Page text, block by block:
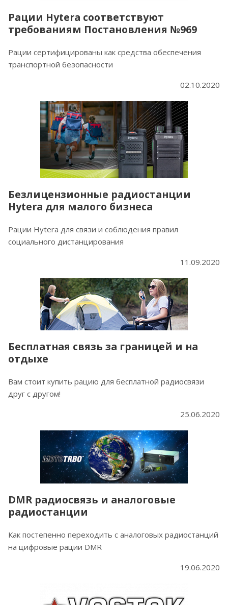
Рации Hytera соответствуют
требованиям Постановления №969
Рации сертифицированы как средства обеспечения
транспортной безопасности
02.10.2020
Безлицензионные радиостанции
Hytera для малого бизнеса
Рации Hytera для связи и соблюдения правил
социального дистанцирования
11.09.2020
Бесплатная связь за границей и на
отдыхе
Вам стоит купить рацию для бесплатной радиосвязи
друг с другом!
25.06.2020
DMR радиосвязь и аналоговые
радиостанции
Как постепенно переходить с аналоговых радиостанций
на цифровые рации DMR
19.06.2020